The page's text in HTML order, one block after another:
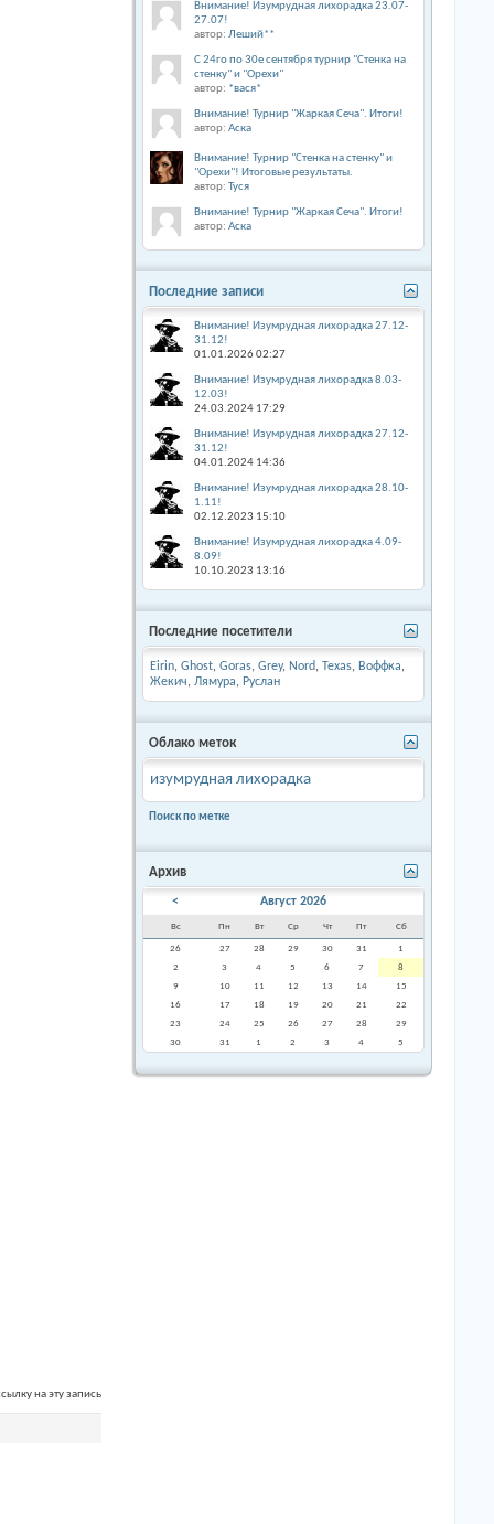
на эту запись
Внимание! Изумрудная лихорадка 23.07-
27.07!
автор: Леший**
С 24го по 30е сентября турнир "Стенка на
стенку" и "Орехи"
автор: *вася*
Внимание! Турнир "Жаркая Сеча". Итоги!
автор: Аска
Внимание! Турнир "Стенка на стенку" и
"Орехи"! Итоговые результаты.
автор: Туся
Внимание! Турнир "Жаркая Сеча". Итоги!
автор: Аска
Последние записи
Внимание! Изумрудная лихорадка 27.12-
31.12!
01.01.202602:27
Внимание! Изумрудная лихорадка 8.03-
12.03!
24.03.2024 17:29
Внимание! Изумрудная лихорадка 27.12-
31.12!
04.01.2024 14:36
Внимание! Изумрудная лихорадка 28.10-
1.11!
02.12.2023 15:10
Внимание! Изумрудная лихорадка 4.09-
8.09!
10.10.2023 13:16
Последние посетители
Eirin, Ghost, Goras, Grey, Nord, Texas, Воффка,
Жекич, Лямура, Руслан
Облако меток
изумрудная лихорадка
Поиск по метке
Архив
< Август 2026
Вс Пн Вт Ср Чт Пт Сб
26 27 28 29 30 31
1
2
3 4 5 6 7
8
9
10 11 12 13 14
15
16
17 18 19 20 21
22
23
24 25 26 27 28
29
30
31 1 2 3 4 5